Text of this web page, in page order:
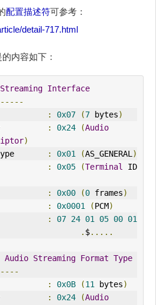
配置描述符可参考：
detail-717.html
内容如下：
Streaming Interface
: 0x07 (7 bytes)
: 0x24 (Audio
)
: 0x01 (AS_GENERAL )
: 0x05 (Terminal
ID
: 0x00 (0 frames)
: 0x0001 (PCM)
: 07 24 01 05 00 01
. $.....
Audio Streaming Format Type
: 0x0B (11 bytes)
: 0x24 (Audio